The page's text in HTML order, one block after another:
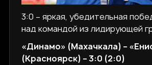
3:0 – яркая, убедительная
над командой из лидирующей
«Динамо» (Махачкала) –
(Красноярск) – 3:0 (2:0)